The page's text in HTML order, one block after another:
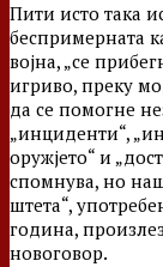
Пити исто така
беспримерната
војна, „се
игриво, преку
да се помогне
„инциденти“,
оружјето“ и
спомнува, но
штета“,
година,
новоговор.